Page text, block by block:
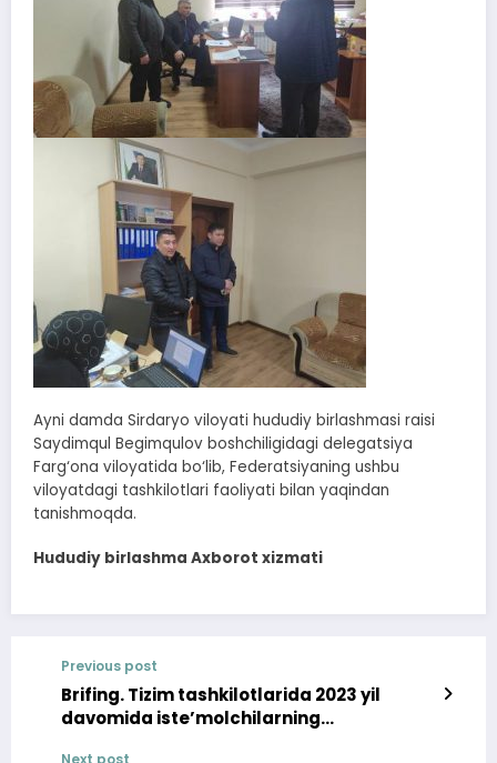
Ayni damda Sirdaryo viloyati hududiy birlashmasi raisi
Saydimqul Begimqulov boshchiligidagi delegatsiya
Farg‘ona viloyatida bo‘lib, Federatsiyaning ushbu
viloyatdagi tashkilotlari faoliyati bilan yaqindan
tanishmoqda.
Hududiy birlashma Axborot xizmati
Previous post
Brifing. Tizim tashkilotlarida 2023 yil
davomida iste’molchilarning